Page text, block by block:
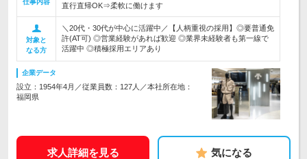
仕事内容
直行直帰OK⇒柔軟に働けます
対象と
なる方
＼20代・30代が中心に活躍中／【人柄重視の採用】◎要普通免
許(AT可) ◎営業経験があれば歓迎 ◎業界未経験者も第一線で
活躍中 ◎積極採用エリアあり
企業データ
設立：1954年4月／従業員数：127人／本社所在地：
福岡県
求人詳細を見る 気になる